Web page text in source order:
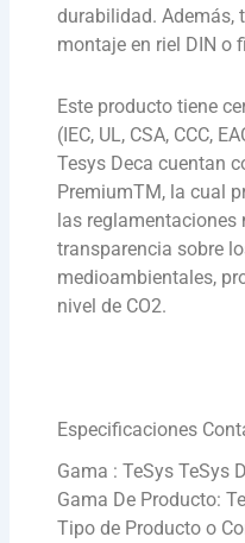
durabilidad. Además,
montaje en riel DIN o
Este producto tiene
(IEC, UL, CSA, CCC,
Tesys Deca cuentan
PremiumTM, la cual
las reglamentaciones
transparencia sobre
medioambientales,
nivel de CO2.
Especificaciones
Gama : TeSys TeSys
Gama De Producto:
Tipo de Producto o